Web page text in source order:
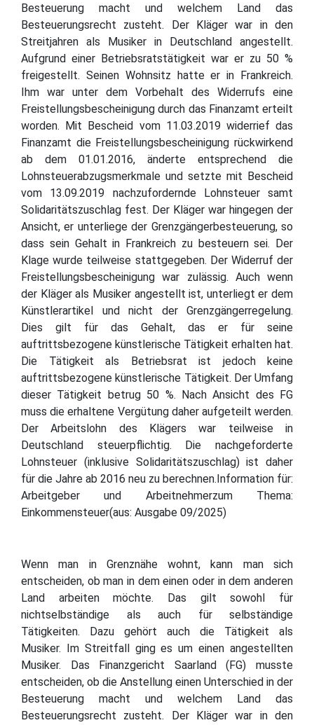
Besteuerung macht und welchem Land das
Besteuerungsrecht zusteht. Der Kläger war in den
Streitjahren als Musiker in Deutschland angestellt.
Aufgrund einer Betriebsratstätigkeit war er zu 50 %
freigestellt. Seinen Wohnsitz hatte er in Frankreich.
Ihm war unter dem Vorbehalt des Widerrufs eine
Freistellungsbescheinigung durch das Finanzamt erteilt
worden. Mit Bescheid vom 11.03.2019 widerrief das
Finanzamt die Freistellungsbescheinigung rückwirkend
ab dem 01.01.2016, änderte entsprechend die
Lohnsteuerabzugsmerkmale und setzte mit Bescheid
vom 13.09.2019 nachzufordernde Lohnsteuer samt
Solidaritätszuschlag fest. Der Kläger war hingegen der
Ansicht, er unterliege der Grenzgängerbesteuerung, so
dass sein Gehalt in Frankreich zu besteuern sei. Der
Klage wurde teilweise stattgegeben. Der Widerruf der
Freistellungsbescheinigung war zulässig. Auch wenn
der Kläger als Musiker angestellt ist, unterliegt er dem
Künstlerartikel und nicht der Grenzgängerregelung.
Dies gilt für das Gehalt, das er für seine
auftrittsbezogene künstlerische Tätigkeit erhalten hat.
Die Tätigkeit als Betriebsrat ist jedoch keine
auftrittsbezogene künstlerische Tätigkeit. Der Umfang
dieser Tätigkeit betrug 50 %. Nach Ansicht des FG
muss die erhaltene Vergütung daher aufgeteilt werden.
Der Arbeitslohn des Klägers war teilweise in
Deutschland steuerpflichtig. Die nachgeforderte
Lohnsteuer (inklusive Solidaritätszuschlag) ist daher
für die Jahre ab 2016 neu zu berechnen.Information für:
Arbeitgeber und Arbeitnehmerzum Thema:
Einkommensteuer(aus: Ausgabe 09/2025)
Wenn man in Grenznähe wohnt, kann man sich
entscheiden, ob man in dem einen oder in dem anderen
Land arbeiten möchte. Das gilt sowohl für
nichtselbständige als auch für selbständige
Tätigkeiten. Dazu gehört auch die Tätigkeit als
Musiker. Im Streitfall ging es um einen angestellten
Musiker. Das Finanzgericht Saarland (FG) musste
entscheiden, ob die Anstellung einen Unterschied in der
Besteuerung macht und welchem Land das
Besteuerungsrecht zusteht. Der Kläger war in den